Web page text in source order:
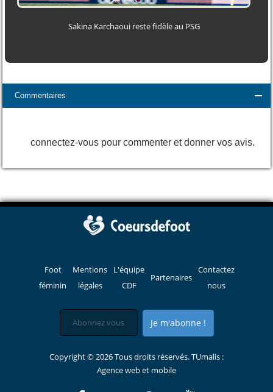
Sakina Karchaoui reste fidèle au PSG
Commentaires
connectez-vous pour commenter et donner vos avis.
Foot
féminin
Mentions
légales
L'équipe
CDF
Partenaires
Contactez
nous
Je m'abonne !
Copyright © 2026 Tous droits réservés. TUmalis :
Agence web et mobile